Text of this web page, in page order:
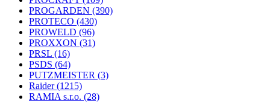
PROGARDEN (390)
PROTECO (430)
PROWELD (96)
PROXXON (31)
PRSL (16)
PSDS (64)
PUTZMEISTER (3)
Raider(1215)
RAMIA s.r.o. (28)